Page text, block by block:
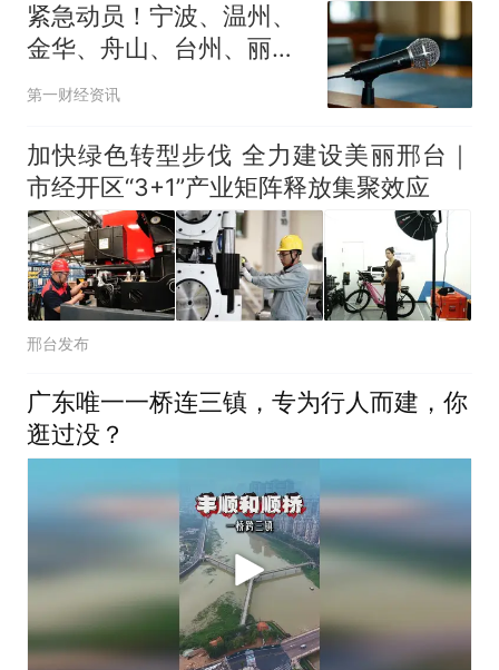
紧急动员！宁波、温州、
金华、舟山、台州、丽水
等市市长，发表电视讲话
第一财经资讯
加快绿色转型步伐 全力建设美丽邢台｜
市经开区“3+1”产业矩阵释放集聚效应
邢台发布
广东唯一一桥连三镇，专为行人而建，你
逛过没？